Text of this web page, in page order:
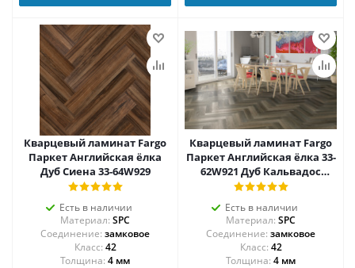
Кварцевый ламинат Fargo
Паркет Английская ёлка
Дуб Сиена 33-64W929
Есть в наличии
Материал: SPC
Соединение: замковое
42
Толщина: 4 мм
Кварцевый ламинат Fargo
Паркет Английская ёлка 33-
62W921 Дуб Кальвадос
градиент
Есть в наличии
Материал: SPC
Соединение: замковое
42
Толщина: 4 мм